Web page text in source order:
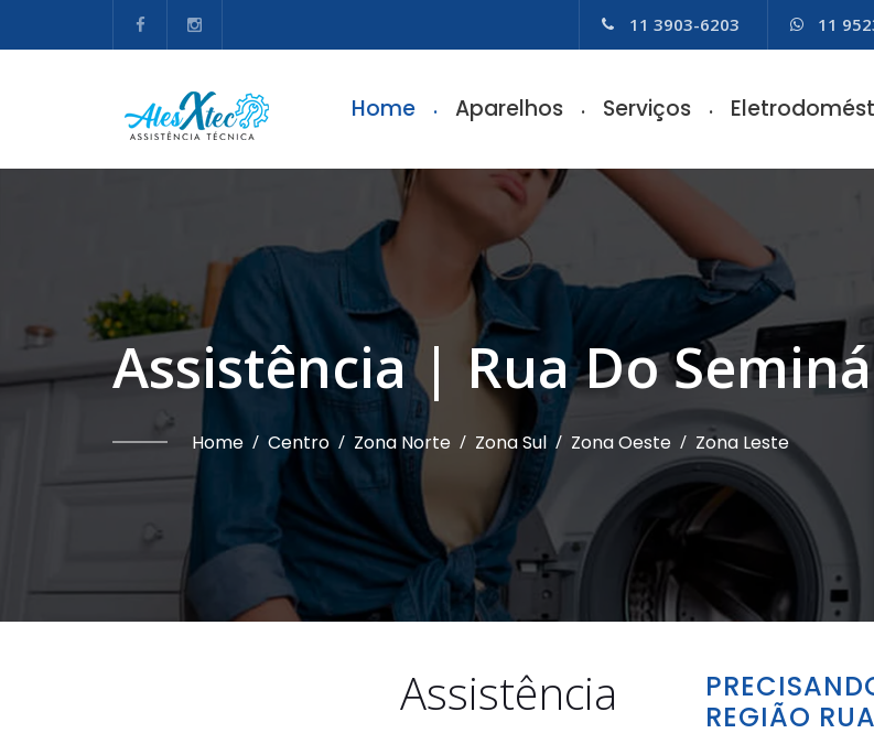
11 3903-6203 11
Home Aparelhos Serviços
Assistência | Rua Do
Home / Centro / Zona Norte / Zona Sul / Zona Oeste / Zona Leste
Assistência
REGIÃO